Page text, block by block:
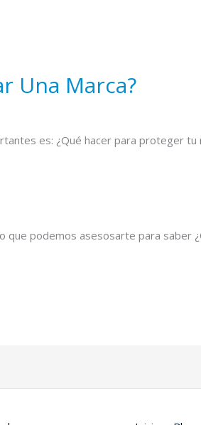
Una Marca?
es: ¿Qué hacer para proteger tu
podemos asesosarte para saber